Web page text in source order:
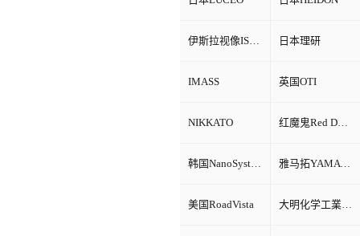
伊斯拉视像ISRA VISION 日本理研
IMASS 英国OTI
NIKKATO 红魔鬼Red Devil
韩国NanoSystem 雅马拓YAMATO
美国RoadVista 大明化学工業株式会社